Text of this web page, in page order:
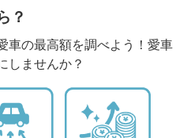
？
車の最高額を調べよう！愛車
しませんか？